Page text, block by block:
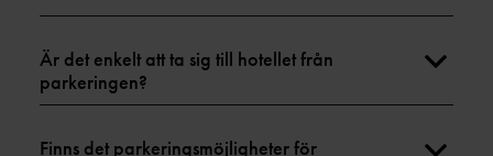
Är det enkelt att ta sig till hotellet från
parkeringen?
Finns det parkeringsmöjligheter för